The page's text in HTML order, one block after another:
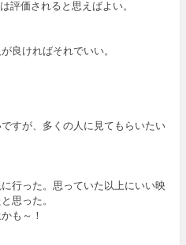
評価されると思えばよい。
良ければそれでいい。
すが、多くの人に見てもらいたい
行った。思っていた以上にいい映
思った。
も～！